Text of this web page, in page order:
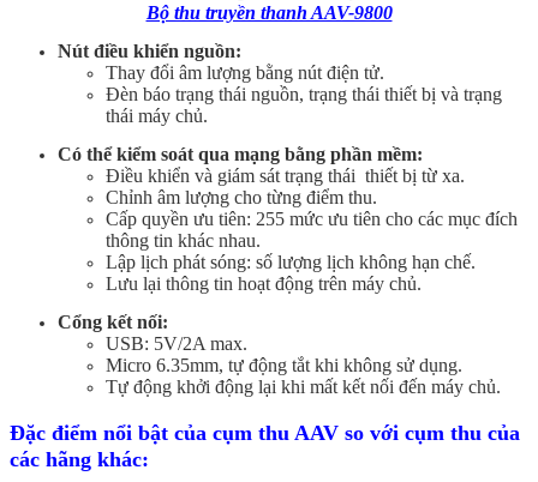
Bộ thu truyền thanh AAV-9800
Nút điều khiển nguồn:
Thay đổi âm lượng bằng nút điện tử.
Đèn báo trạng thái nguồn, trạng thái thiết bị và trạng
thái máy chủ.
Có thể kiểm soát qua mạng bằng phần mềm:
Điều khiển và giám sát trạng thái thiết bị từ xa.
Chỉnh âm lượng cho từng điểm thu.
Cấp quyền ưu tiên: 255 mức ưu tiên cho các mục đích
thông tin khác nhau.
Lập lịch phát sóng: số lượng lịch không hạn chế.
Lưu lại thông tin hoạt động trên máy chủ.
Cổng kết nối:
USB: 5V/2A max.
Micro 6.35mm, tự động tắt khi không sử dụng.
Tự động khởi động lại khi mất kết nối đến máy chủ.
Đặc điểm nổi bật của cụm thu AAV so với cụm thu của
các hãng khác: